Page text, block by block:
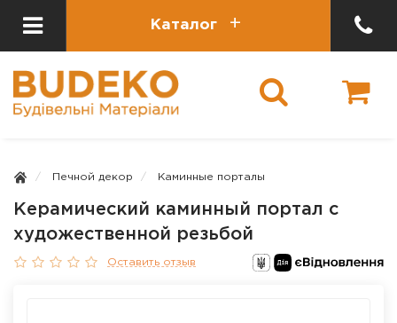
Каталог
Печной декор Каминные порталы
Керамический каминный портал с
художественной резьбой
Оставить отзыв